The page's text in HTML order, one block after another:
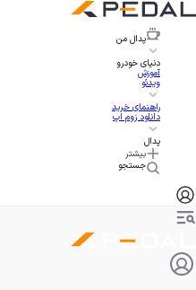
پدال من
دنیای خودرو
آموزش
ویدئو
راهنمای خرید
دانلود زوم اپ
پدال
بیشتر
جستجو